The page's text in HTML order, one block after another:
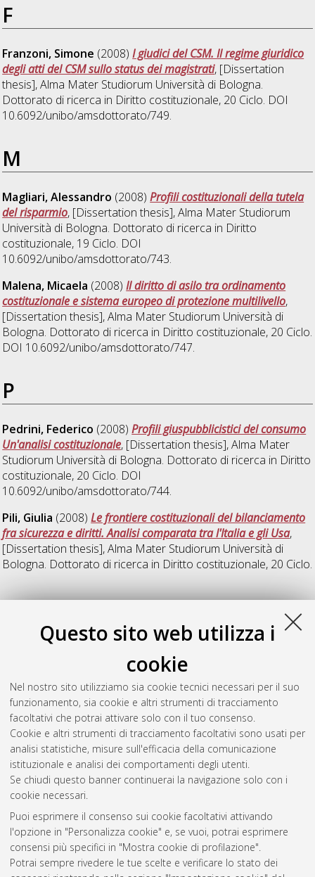
Questo sito web utilizza i
cookie
Nel nostro sito utilizziamo sia cookie tecnici necessari per il suo
funzionamento, sia cookie e altri strumenti di tracciamento
facoltativi che potrai attivare solo con il tuo consenso.
Cookie e altri strumenti di tracciamento facoltativi sono usati per
analisi statistiche, misure sull'efficacia della comunicazione
istituzionale e analisi dei comportamenti degli utenti.
Se chiudi questo banner continuerai la navigazione solo con i
cookie necessari.
Puoi esprimere il consenso sui cookie facoltativi attivando
l'opzione in "Personalizza cookie" e, se vuoi, potrai esprimere
consensi più specifici in "Mostra cookie di profilazione".
Potrai sempre rivedere le tue scelte e verificare lo stato dei
F
Franzoni, Simone (2008)I giudici del CSM. Il regime giuridico
degli atti del CSM sullo status dei magistrati, [Dissertation
thesis], Alma Mater Studiorum Università di Bologna.
Dottorato di ricerca in Diritto costituzionale, 20 Ciclo. DOI
10.6092/unibo/amsdottorato/749.
M
Magliari, Alessandro (2008)Profili costituzionali della tutela
del risparmio, [Dissertation thesis], Alma Mater Studiorum
Università di Bologna. Dottorato di ricerca in Diritto
costituzionale, 19 Ciclo. DOI
10.6092/unibo/amsdottorato/743.
Malena, Micaela (2008)Il diritto di asilo tra ordinamento
costituzionale e sistema europeo di protezione multilivello,
[Dissertation thesis], Alma Mater Studiorum Università di
Bologna. Dottorato di ricerca in Diritto costituzionale, 20 Ciclo.
DOI 10.6092/unibo/amsdottorato/747.
P
Pedrini, Federico (2008)Profili giuspubblicistici del consumo
Un'analisi costituzionale, [Dissertation thesis], Alma Mater
Studiorum Università di Bologna. Dottorato di ricerca in Diritto
costituzionale, 20 Ciclo. DOI
10.6092/unibo/amsdottorato/744.
Pili, Giulia (2008)Le frontiere costituzionali del bilanciamento
fra sicurezza e diritti. Analisi comparata tra l'Italia e gli Usa,
[Dissertation thesis], Alma Mater Studiorum Università di
Bologna. Dottorato di ricerca in Diritto costituzionale, 20 Ciclo.
R
Raffiotta, Edoardo Carlo(2008) Gli interventi sostitutivi nei
confronti degli enti territoriali, [Dissertation thesis], Alma
Mater Studiorum Università di Bologna. Dottorato di ricerca in
Diritto costituzionale, 20 Ciclo. DOI
10.6092/unibo/amsdottorato/748.
Questa lista e' stata generata ilSat Aug 8 20:34:55 2026
Atom
Rss 1.0
Rss 2.0